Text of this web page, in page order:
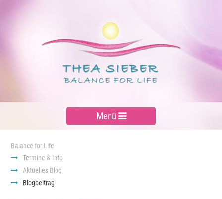
Menü
Balance for Life
Termine & Info
Aktuelles Blog
Blogbeitrag